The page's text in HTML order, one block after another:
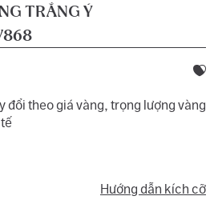
TRẮNG Ý
đổi theo giá vàng, trọng lượng vàng
Hướng dẫn kích cỡ